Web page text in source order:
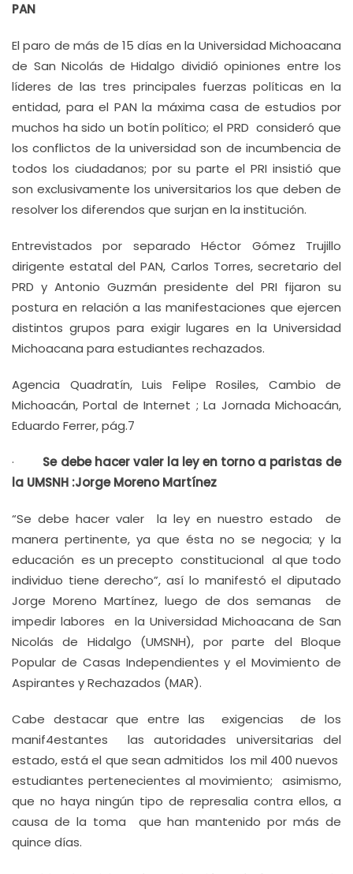
PAN
El paro de más de 15 días en la Universidad Michoacana
de San Nicolás de Hidalgo dividió opiniones entre los
líderes de las tres principales fuerzas políticas en la
entidad, para el PAN la máxima casa de estudios por
muchos ha sido un botín político; el PRD consideró que
los conflictos de la universidad son de incumbencia de
todos los ciudadanos; por su parte el PRI insistió que
son exclusivamente los universitarios los que deben de
resolver los diferendos que surjan en la institución.
Entrevistados por separado Héctor Gómez Trujillo
dirigente estatal del PAN, Carlos Torres, secretario del
PRD y Antonio Guzmán presidente del PRI fijaron su
postura en relación a las manifestaciones que ejercen
distintos grupos para exigir lugares en la Universidad
Michoacana para estudiantes rechazados.
Agencia Quadratín, Luis Felipe Rosiles, Cambio de
Michoacán, Portal de Internet ; La Jornada Michoacán,
Eduardo Ferrer, pág.7
· Se debe hacer valer la ley en torno a paristas de
la UMSNH :Jorge Moreno Martínez
“Se debe hacer valer la ley en nuestro estado de
manera pertinente, ya que ésta no se negocia; y la
educación es un precepto constitucional al que todo
individuo tiene derecho”, así lo manifestó el diputado
Jorge Moreno Martínez, luego de dos semanas de
impedir labores en la Universidad Michoacana de San
Nicolás de Hidalgo (UMSNH), por parte del Bloque
Popular de Casas Independientes y el Movimiento de
Aspirantes y Rechazados (MAR).
Cabe destacar que entre las exigencias de los
manif4estantes las autoridades universitarias del
estado, está el que sean admitidos los mil 400 nuevos
estudiantes pertenecientes al movimiento; asimismo,
que no haya ningún tipo de represalia contra ellos, a
causa de la toma que han mantenido por más de
quince días.